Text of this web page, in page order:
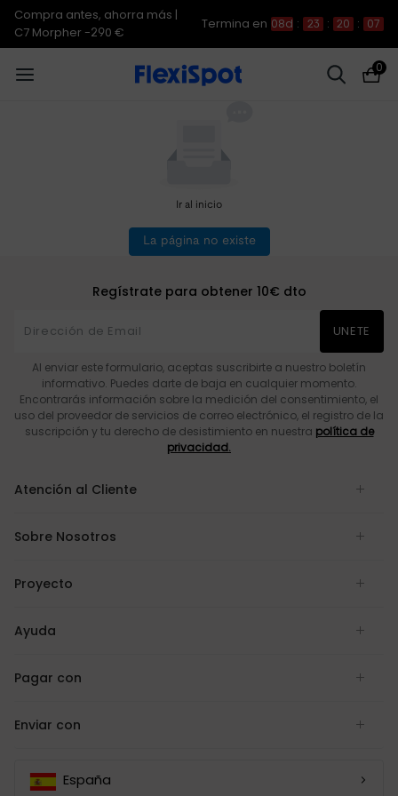
Compra antes, ahorra más |
C7 Morpher -290 €
Termina en 08d : 23 : 20 : 07
0
Ir al inicio
La página no existe
Regístrate para obtener 10€ dto
UNETE
Al enviar este formulario, aceptas suscribirte a nuestro boletín
informativo. Puedes darte de baja en cualquier momento.
Encontrarás información sobre la medición del consentimiento, el
uso del proveedor de servicios de correo electrónico, el registro de la
suscripción y tu derecho de desistimiento en nuestra política de
privacidad.
Atención al Cliente
Sobre Nosotros
Proyecto
Ayuda
Pagar con
Enviar con
España